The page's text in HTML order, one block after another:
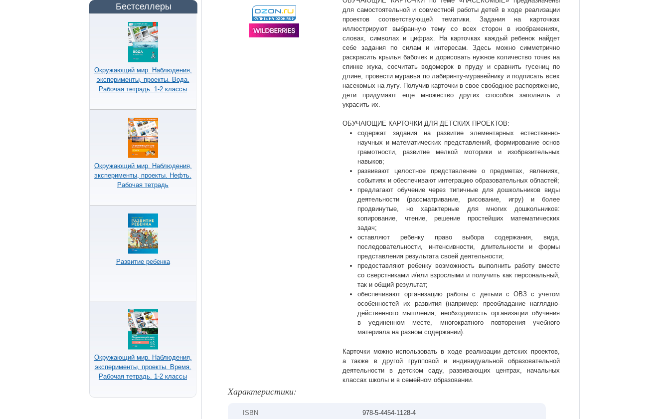
Бестселлеры
Окружающий мир. Наблюдения,
эксперименты, проекты. Вода.
Рабочая тетрадь. 1-2 классы
Окружающий мир. Наблюдения,
эксперименты, проекты. Нефть.
Рабочая тетрадь
Развитие ребенка
Окружающий мир. Наблюдения,
эксперименты, проекты. Время.
Рабочая тетрадь. 1-2 классы
для самостоятельной и совместной работы детей в ходе реализации
проектов соответствующей тематики. Задания на карточках
иллюстрируют выбранную тему со всех сторон в изображениях,
словах, символах и цифрах. На карточках каждый ребенок найдет
себе задания по силам и интересам. Здесь можно симметрично
раскрасить крылья бабочек и дорисовать нужное количество точек на
спинке жука, сосчитать водомерок в пруду и сравнить гусениц по
длине, провести муравья по лабиринту-муравейнику и подписать всех
насекомых на лугу. Получив карточки в свое свободное распоряжение,
дети придумают еще множество других способов заполнить и
украсить их.
ОБУЧАЮЩИЕ КАРТОЧКИ ДЛЯ ДЕТСКИХ ПРОЕКТОВ:
содержат задания на развитие элементарных естественно-
научных и математических представлений, формирование основ
грамотности, развитие мелкой моторики и изобразительных
навыков;
развивают целостное представление о предметах, явлениях,
событиях и обеспечивают интеграцию образовательных областей;
предлагают обучение через типичные для дошкольников виды
деятельности (рассматривание, рисование, игру) и более
продвинутые, но характерные для многих дошкольников:
копирование, чтение, решение простейших математических
задач;
оставляют ребенку право выбора содержания, вида,
последовательности, интенсивности, длительности и формы
представления результата своей деятельности;
предоставляют ребенку возможность выполнить работу вместе
со сверстниками и/или взрослыми и получить как персональный,
так и общий результат;
обеспечивают организацию работы с детьми с ОВЗ с учетом
особенностей их развития (например: преобладание наглядно-
действенного мышления; необходимость организации обучения
в уединенном месте, многократного повторения учебного
материала на разном содержании).
Карточки можно использовать в ходе реализации детских проектов,
а также в другой групповой и индивидуальной образовательной
деятельности в детском саду, развивающих центрах, начальных
классах школы и в семейном образовании.
Xарактеристики:
ISBN 978-5-4454-1128-4